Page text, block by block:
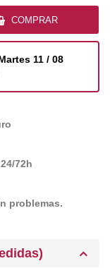
COMPRAR
11 / 08
72h
problemas.